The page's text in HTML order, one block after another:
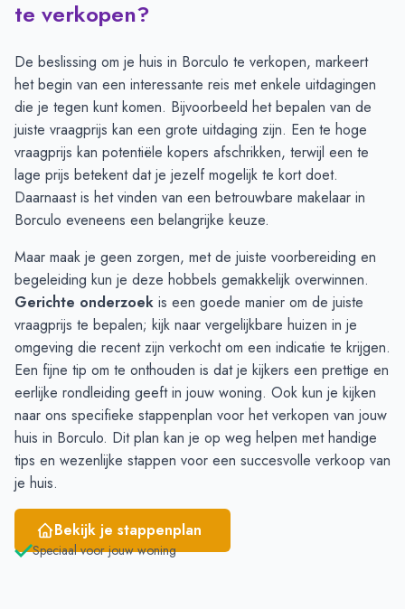
Juli
10
Augustus
September
18
25
Oktober
20
22
November
19
30
December
Januari
24
27
Februari
26
21
Maart
22
22
Mei
19
21
Juni
17 20
te verkopen?
De beslissing om je huis in Borculo te verkopen, markeert
het begin van een interessante reis met enkele uitdagingen
die je tegen kunt komen. Bijvoorbeeld het bepalen van de
juiste vraagprijs kan een grote uitdaging zijn. Een te hoge
vraagprijs kan potentiële kopers afschrikken, terwijl een te
lage prijs betekent dat je jezelf mogelijk te kort doet.
Daarnaast is het vinden van een betrouwbare makelaar in
Borculo eveneens een belangrijke keuze.
Maar maak je geen zorgen, met de juiste voorbereiding en
begeleiding kun je deze hobbels gemakkelijk overwinnen.
Gerichte onderzoek is een goede manier om de juiste
vraagprijs te bepalen; kijk naar vergelijkbare huizen in je
omgeving die recent zijn verkocht om een indicatie te krijgen.
Een fijne tip om te onthouden is dat je kijkers een prettige en
eerlijke rondleiding geeft in jouw woning. Ook kun je kijken
naar ons specifieke stappenplan voor het verkopen van jouw
huis in Borculo. Dit plan kan je op weg helpen met handige
tips en wezenlijke stappen voor een succesvolle verkoop van
je huis.
Bekijk je stappenplan
Speciaal voor jouw woning